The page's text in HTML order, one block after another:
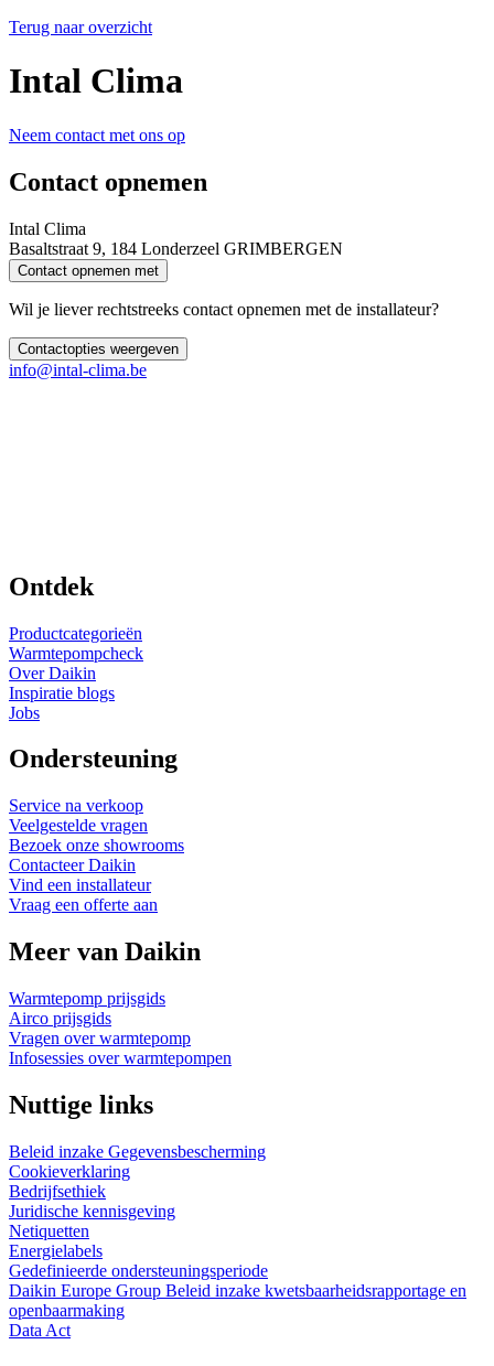
Terug naar overzicht
Intal Clima
Neem contact met ons op
Contact opnemen
Intal Clima
Basaltstraat 9, 184 Londerzeel GRIMBERGEN
Contact opnemen met
Wil je liever rechtstreeks contact opnemen met de installateur?
Contactopties weergeven
info@intal-clima.be
Ontdek
Productcategorieën
Warmtepompcheck
Over Daikin
Inspiratie blogs
Jobs
Ondersteuning
Service na verkoop
Veelgestelde vragen
Bezoek onze showrooms
Contacteer Daikin
Vind een installateur
Vraag een offerte aan
Meer van Daikin
Warmtepomp prijsgids
Airco prijsgids
Vragen over warmtepomp
Infosessies over warmtepompen
Nuttige links
Beleid inzake Gegevensbescherming
Cookieverklaring
Bedrijfsethiek
Juridische kennisgeving
Netiquetten
Energielabels
Gedefinieerde ondersteuningsperiode
Daikin Europe Group Beleid inzake kwetsbaarheidsrapportage en
openbaarmaking
Data Act